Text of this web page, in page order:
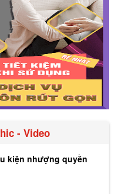
- Video
kiện nhượng quyền